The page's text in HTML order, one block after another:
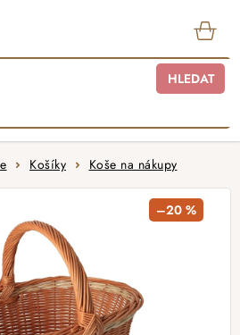
HLEDAT
Košíky Koše na nákupy
–20 %